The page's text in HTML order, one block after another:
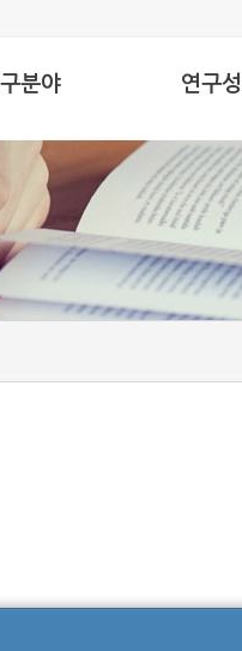
분야
foods
연구
SCIE